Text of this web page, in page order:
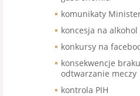
komunikaty
koncesja na alkohol
konkursy na
konsekwencje
odtwarzanie meczy
kontrola PIH